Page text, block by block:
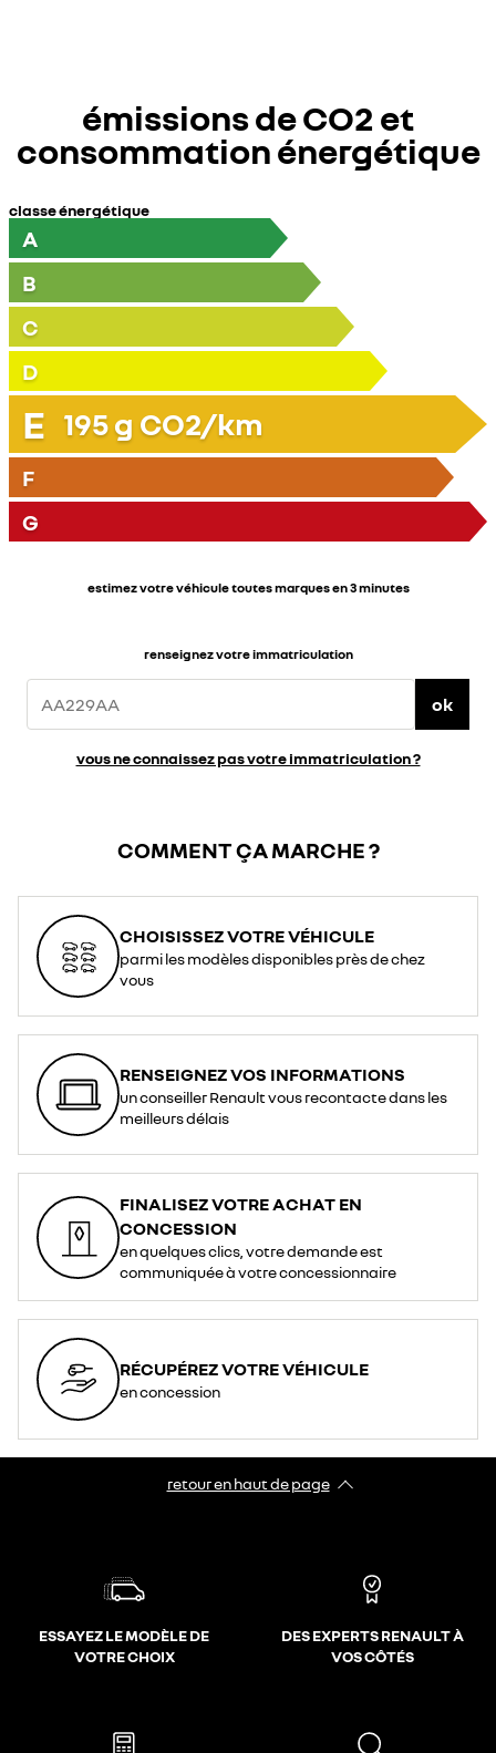
émissions de CO2 et
consommation énergétique
classe énergétique
A
B
C
D
E 195g CO2/km
F
G
estimez votre véhicule toutes marques en 3 minutes
renseignez votre immatriculation
ok
vous ne connaissez pas votre immatriculation ?
COMMENT ÇA MARCHE ?
CHOISISSEZ VOTRE VÉHICULE
parmi les modèles disponibles près de chez
vous
RENSEIGNEZ VOS INFORMATIONS
un conseiller Renault vous recontacte dans les
meilleurs délais
FINALISEZ VOTRE ACHAT EN
CONCESSION
en quelques clics, votre demande est
communiquée à votre concessionnaire
RÉCUPÉREZ VOTRE VÉHICULE
en concession
retour en haut de page​
ESSAYEZ LE MODÈLE DE
VOTRE CHOIX
DES EXPERTS RENAULT À
VOS CÔTÉS